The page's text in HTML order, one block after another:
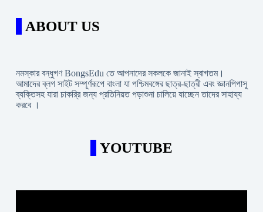
ABOUT US
নমস্কার বন্ধুগণ BongsEdu তে আপনাদের সকলকে জানাই স্বাগতম।
আমাদের ব্লগ সাইট সম্পূর্ণরূপে বাংলা যা পশ্চিমবঙ্গের ছাত্র-ছাত্রী এবং জ্ঞানপিপাসু
ব্যক্তিসহ যারা চাকরি্র জন্য প্রতিনিয়ত পড়াশুনা চালিয়ে যাচ্ছেন তাদের সাহায্য
করবে ।
YOUTUBE